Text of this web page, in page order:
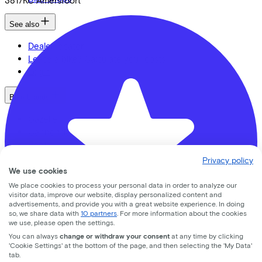
See also
Dealer locator
Lease a bike? Calculate your costs
Login
Bike brands
Cannondale
Roetz
Kalkhoff
Urban Arrow
Veloretti
Van Raam
Cube
All brands
Privacy policy
We use cookies
We place cookies to process your personal data in order to analyze our
visitor data, improve our website, display personalized content and
advertisements, and provide you with a great website experience. In doing
so, we share data with 10 partners . For more information about the cookies
we use, please open the settings.
You can always change or withdraw your consent at any time by clicking
'Cookie Settings' at the bottom of the page, and then selecting the 'My Data'
tab.